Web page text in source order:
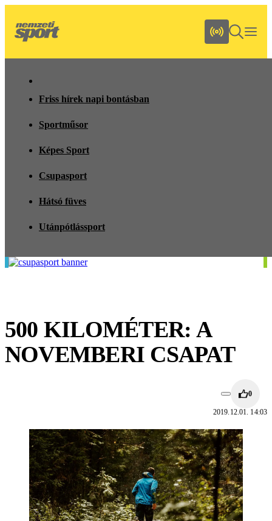
Friss hírek napi bontásban
Sportműsor
Képes Sport
Csupasport
Hátsó füves
Utánpótlássport
500 KILOMÉTER: A
NOVEMBERI CSAPAT
0
2019.12.01. 14:03